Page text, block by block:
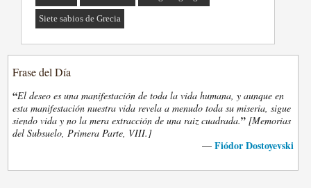
Siete sabios de Grecia
Frase del Día
“El deseo es una manifestación de toda la vida humana, y aunque en
esta manifestación nuestra vida revela a menudo toda su miseria, sigue
siendo vida y no la mera extracción de una raiz cuadrada.” [Memorias
del Subsuelo, Primera Parte, VIII.]
— Fiódor Dostoyevski